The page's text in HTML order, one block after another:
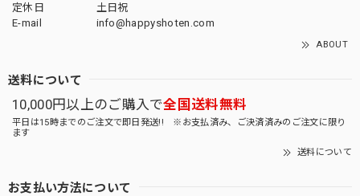
定休日
土日祝
E-mail
info@happyshoten.com
ABOUT
送料について
10,000円以上のご購入で全国送料無料
平日は15時までのご注文で即日発送!! ※お支払済み、ご決済済みのご注文に限り
ます
送料について
お支払い方法について